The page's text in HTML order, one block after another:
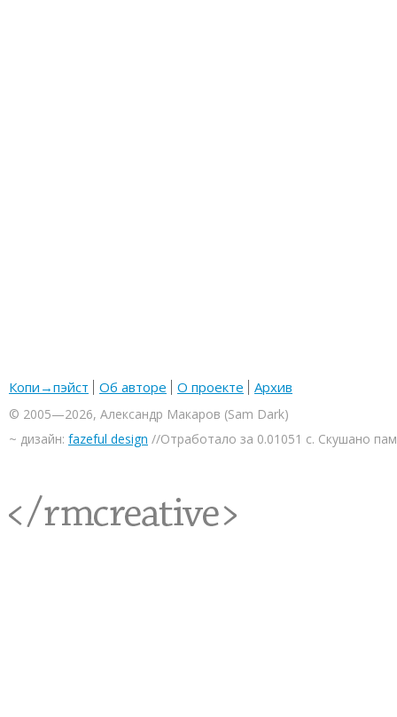
Копи→пэйст Об авторе О проекте Архив
© 2005—2026, Александр Макаров (Sam Dark)
~ дизайн: fazeful design //Отработало за 0.01051 с. Скушано
<rmcreative/>